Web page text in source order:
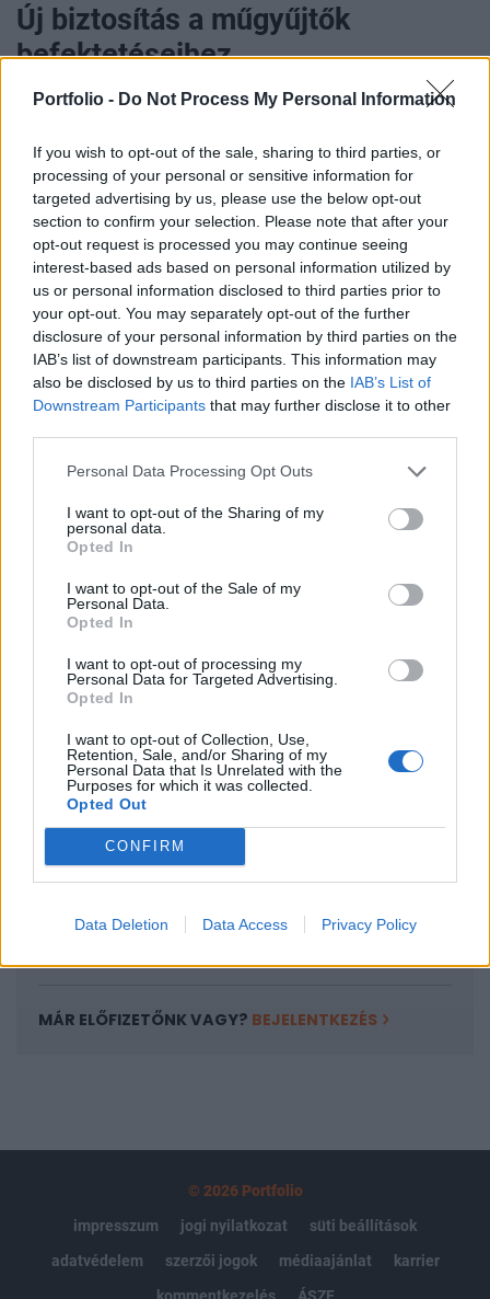
Portfolio - Do Not Process My Personal Information
If you wish to opt-out of the sale, sharing to third parties, or
processing of your personal or sensitive information for
targeted advertising by us, please use the below opt-out
section to confirm your selection. Please note that after your
opt-out request is processed you may continue seeing
interest-based ads based on personal information utilized by
us or personal information disclosed to third parties prior to
your opt-out. You may separately opt-out of the further
disclosure of your personal information by third parties on the
IAB’s list of downstream participants. This information may
also be disclosed by us to third parties on the IAB’s List of
Downstream Participants that may further disclose it to other
Personal Data Processing Opt Outs
I want to opt-out of the Sharing of my
personal data.
Opted In
I want to opt-out of the Sale of my
Personal Data.
Opted In
I want to opt-out of processing my
Personal Data for Targeted Advertising.
Opted In
I want to opt-out of Collection, Use,
Retention, Sale, and/or Sharing of my
Personal Data that Is Unrelated with the
Purposes for which it was collected.
Opted Out
CONFIRM
Data Deletion Data Access Privacy Policy
Új biztosítás a műgyűjtők
befektetéseihez
Portfolio
Szinte minden műgyűjtő retteg attól - nem is ok
nélkül -, hogy hamis alkotás kerül a kollekciójába.
Arra már jóval kevesebben gondolnak, hogy egy
minden kétséget kizáróan eredeti, legális
csatornákon beszerzett mű is lehet később
komoly gondok forrása. Ezen gondokra kínálnak
részleges megoldást a manapság megjelenő
műtárgy biztosítások.
Ilyen eset áll elő, ha kiderül - akár évekkel a jóhiszemű
vásárlás után -, hogy a féltve őrzött kincsre restitúciós
védettség ellenére hagyta el azt az országot, ahol korábban
nyilvántartották. De baj lehet például abból is, ha a
ilyen csapdákat 100%-os...
KEDVES OLVASÓNK!
A keresett cikk a portfolio.hu hírarchívumához
tartozik, melynek olvasása előfizetéses
regisztrációhoz kötött.
Az előfizetés a következőket tartalmazza:
Portfolio.hu teljes cikkarchívum
Kötéslisták: BÉT elmúlt 2 év napon belüli
kötéslistái
MÁR ELŐFIZETŐNK VAGY? BEJELENTKEZÉS
© 2026 Portfolio
impresszum
jogi nyilatkozat
süti beállítások
adatvédelem
szerzői jogok médiaajánlat
karrier
kommentkezelés
ÁSZF